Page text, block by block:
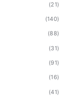
(21)
(140)
(88)
(31)
(91)
(16)
(41)